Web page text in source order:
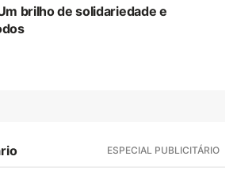
brilho de solidariedade e
ESPECIAL PUBLICITÁRIO